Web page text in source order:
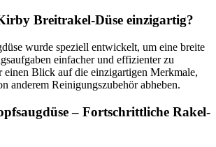
Breitrakel-Düse einzigartig?
wurde speziell entwickelt, um eine breite
einfacher und effizienter zu
einen Blick auf die einzigartigen Merkmale,
anderem Reinigungszubehör abheben.
– Fortschrittliche Rakel-